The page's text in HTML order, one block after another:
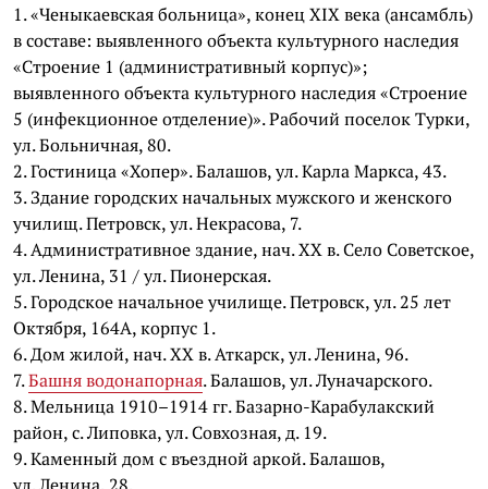
1. «Ченыкаевская больница», конец XIX века (ансамбль)
в составе: выявленного объекта культурного наследия
«Строение 1 (административный корпус)»;
выявленного объекта культурного наследия «Строение
5 (инфекционное отделение)». Рабочий поселок Турки,
ул. Больничная, 80.
2. Гостиница «Хопер». Балашов, ул. Карла Маркса, 43.
3. Здание городских начальных мужского и женского
училищ. Петровск, ул. Некрасова, 7.
4. Административное здание, нач. XX в. Село Советское,
ул. Ленина, 31 / ул. Пионерская.
5. Городское начальное училище. Петровск, ул. 25 лет
Октября, 164А, корпус 1.
6. Дом жилой, нач. XX в. Аткарск, ул. Ленина, 96.
7.Башня водонапорная. Балашов, ул. Луначарского.
8. Мельница 1910–1914 гг. Базарно-Карабулакский
район, с. Липовка, ул. Совхозная, д. 19.
9. Каменный дом с въездной аркой. Балашов,